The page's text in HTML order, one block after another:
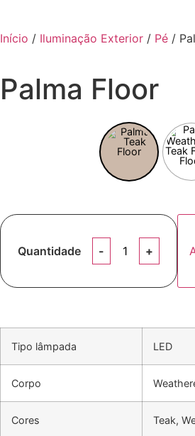
Início / Iluminação Exterior / Pé /
Palma Floor
Quantidade
Tipo lâmpada LED
Corpo
Cores Teak,